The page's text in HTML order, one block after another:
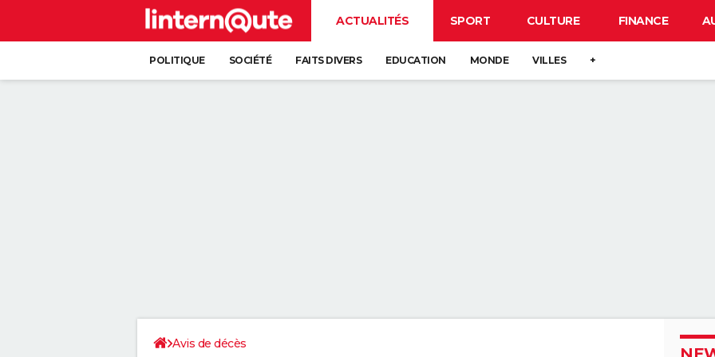
ACTUALITÉS SPORT CULTURE FINANCE
POLITIQUE SOCIÉTÉ FAITS DIVERS EDUCATION MONDE VILLES +
Avis de décès